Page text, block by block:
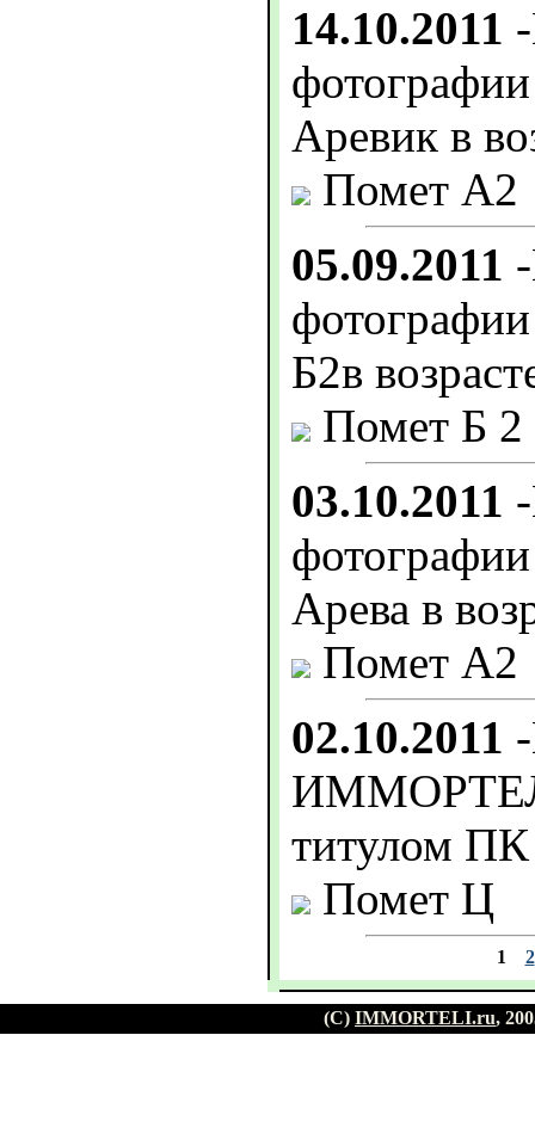
14.10.2011
Аревик в
Помет А2
05.09.2011
Б2в
Помет Б 2
03.10.2011
Арева в
Помет А2
02.10.2011
титулом ПК
Помет Ц
1 2
(C) IMMORTELI.ru,